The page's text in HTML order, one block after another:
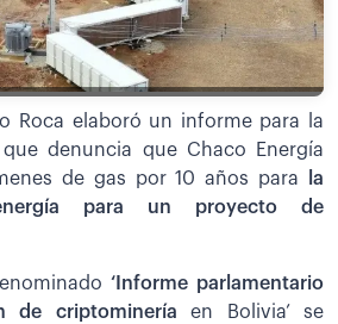
Roca elaboró un informe para la
denuncia que Chaco Energía
de gas por 10 años para
la
para un proyecto de
‘Informe parlamentario
de criptominería en Bolivia’ se